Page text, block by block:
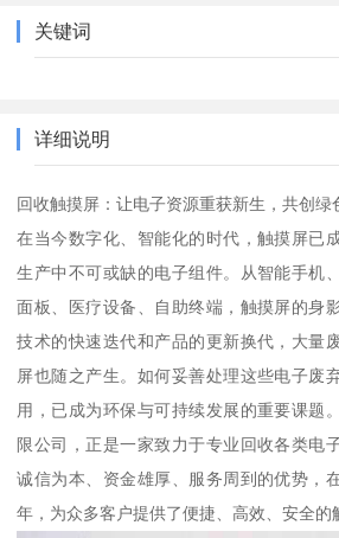
关键词
详细说明
回收触摸屏：让电子资源重获新生，共创绿
在当今数字化、智能化的时代，触摸屏已
生产中不可或缺的电子组件。从智能手机
面板、医疗设备、自助终端，触摸屏的身
技术的快速迭代和产品的更新换代，大量
屏也随之产生。如何妥善处理这些电子废
用，已成为环保与可持续发展的重要课题
限公司，正是一家致力于专业回收各类电
诚信为本、资金雄厚、服务周到的优势，
年，为众多客户提供了便捷、高效、安全的